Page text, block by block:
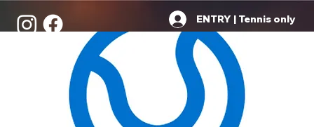
ENTRY | Tennis only